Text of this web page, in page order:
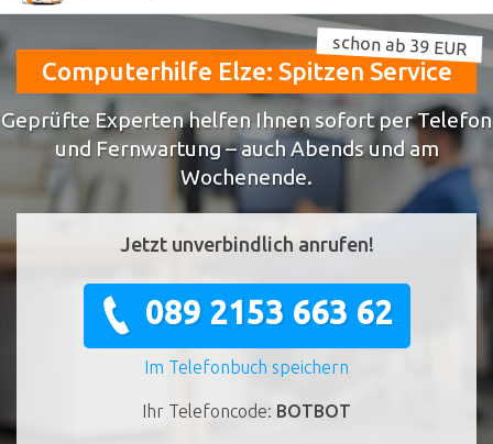
Computerhilfe Elze: Spitzen Service
schon ab 39 EUR
Geprüfte Experten helfen Ihnen sofort per Telefon
und Fernwartung – auch Abends und am
Wochenende.
Jetzt unverbindlich anrufen!
089 2153 663 62
Im Telefonbuch speichern
Ihr Telefoncode: BOTBOT